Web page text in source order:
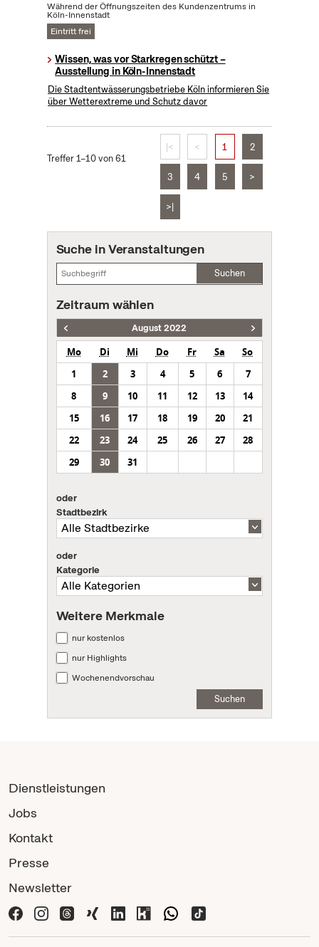
Während der Öffnungszeiten des Kundenzentrums in
Köln-Innenstadt
Eintritt frei
Wissen, was vor Starkregen schützt –
Ausstellung in Köln-Innenstadt
Die Stadtentwässerungsbetriebe Köln informieren Sie
über Wetterextreme und Schutz davor
Treffer 1–10 von 61
|< < 1 2
3 4 5 >
>|
Suche in Veranstaltungen
Suchen
Zeitraum wählen
August 2022
Mo Di Mi Do Fr Sa
So
1
2 3 4 5 6
7
8
9 10 11 12 13
14
15
16 17 18 19 20
21
22
23 24 25 26 27
28
29
30 31
oder
Stadtbezirk
oder
Kategorie
Weitere Merkmale
nur kostenlos
nur Highlights
Wochenendvorschau
Suchen
Dienstleistungen
Jobs
Kontakt
Presse
Newsletter